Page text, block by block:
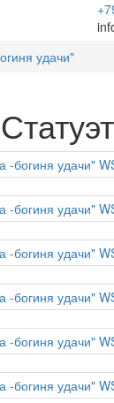
удачи"